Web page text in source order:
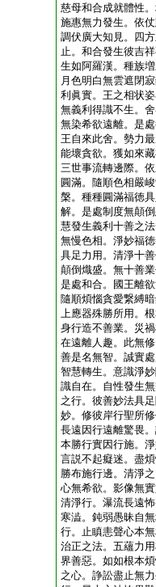
慈母和合成就體性
施惠無力發生。依
調伏廣大知見。四
止。和合發生彼吉
生如阿羅漢。種族
月色明白無雲遮閉
利眞實。王之相状
無義利得識不生。
無染希欲遠離。是
王自來此舍。勢力
能壞貪欲。獲如來
三世事流轉邊際。
圓滿。隨順色相嚴
槃。種種圓滿福徳
解。是處制度無顛
慧發生義利十善之
無慢色相。淨妙福
具足力用。清淨十
顛倒熾盛。無十善
是處和合。國王離
隨順煩惱貪愛繋縛
上應器殊勝所用。
身行造不善業。災
在遠離人趣。此無
善是名無智。誠實
智慧轉生。意識淨
識自在。自性發生
之行。彼善妙法具
妙。修彼岸行聖所
長遠因行遠離驚畏
本勝行實因行施。
言説不起癡迷。盡
勝布施行邊。清淨
心無希欲。影像無
清淨行。瀑流長遠
寒澁。鈍弱愚昧自
行。止瞋恚聲心本
治正之法。五蘊力
界善惡。如如根本
之心。諍訟盡止無